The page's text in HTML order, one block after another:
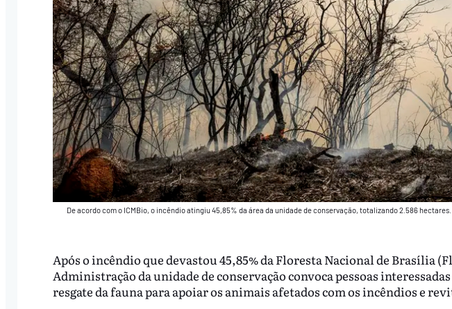
De acordo com o ICMBio, o incêndio atingiu 45,85% da área da unidade de conservação, totalizando 2.586 hectares.
Após o incêndio que devastou 45,85% da Floresta Nacional de Brasília
Administração da unidade de conservação convoca pessoas
resgate da fauna para apoiar os animais afetados com os incêndios e